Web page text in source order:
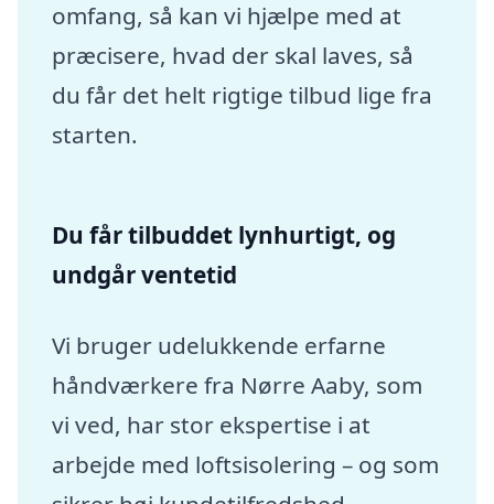
omfang, så kan vi hjælpe med at
præcisere, hvad der skal laves, så
du får det helt rigtige tilbud lige fra
starten.
Du får tilbuddet lynhurtigt, og
undgår ventetid
Vi bruger udelukkende erfarne
håndværkere fra Nørre Aaby, som
vi ved, har stor ekspertise i at
arbejde med loftsisolering – og som